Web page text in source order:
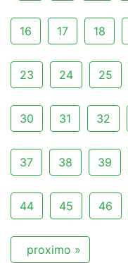
16 17 18
23 24 25
30 31 32
37 38 39
44 45 46
proximo »